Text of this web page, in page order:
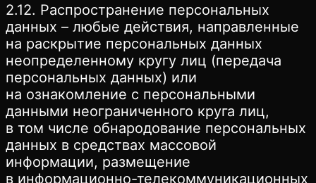
2.12. Распространение персональных
данных – любые действия, направленные
на раскрытие персональных данных
неопределенному кругу лиц (передача
персональных данных) или
на ознакомление с персональными
данными неограниченного круга лиц,
в том числе обнародование персональных
данных в средствах массовой
информации, размещение
в информационно-телекоммуникационных